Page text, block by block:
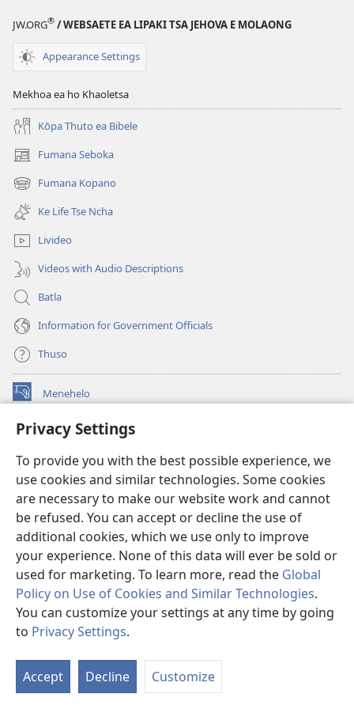
Privacy Settings
To provide you with the best possible experience, we
use cookies and similar technologies. Some cookies
are necessary to make our website work and cannot
be refused. You can accept or decline the use of
additional cookies, which we use only to improve
your experience. None of this data will ever be sold or
used for marketing. To learn more, read the Global
Policy on Use of Cookies and Similar Technologies.
You can customize your settings at any time by going
to Privacy Settings.
Accept Decline Customize
’Nete
JW.ORG® / WEBSAETE EA LIPAKI TSA JEHOVA E MOLAONG
Appearance Settings
Mekhoa ea ho Khaoletsa
Kōpa Thuto ea Bibele
Fumana Seboka
(opens
new
window)
Fumana Kopano
(opens
new
window)
Ke Life Tse Ncha
Livideo
Videos with Audio Descriptions
Batla
Information for Government Officials
Thuso
Menehelo
(opens
window)Watchtower ONLINE LIBRARY
new
window)JW Hub ®
(opens
new
window)Lenaneo la
Watchtower Library
Copyright© 2026 Watch Tower Bible and Tract Society of Pennsylvania.
MELAO EA TŠEBELISO|